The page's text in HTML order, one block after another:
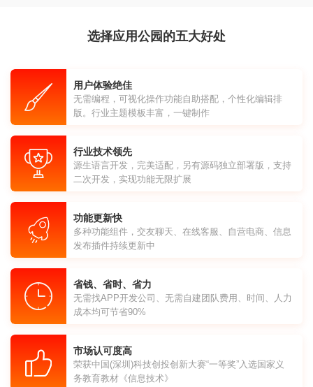
选择应用公园的五大好处
用户体验绝佳
无需编程，可视化操作功能自助搭配，个性化编辑排
版。行业主题模板丰富，一键制作
行业技术领先
源生语言开发，完美适配，另有源码独立部署版，支持
二次开发，实现功能无限扩展
功能更新快
多种功能组件，交友聊天、在线客服、自营电商、信息
发布插件持续更新中
省钱、省时、省力
无需找APP开发公司、无需自建团队费用、时间、人力
成本均可节省90%
市场认可度高
荣获中国(深圳)科技创投创新大赛“一等奖”入选国家义
务教育教材《信息技术》